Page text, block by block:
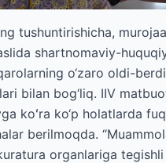
tushuntirishicha,
shartnomaviy-
o‘zaro oldi-
bilan bog‘liq. IIV
koʻra ko‘p holatlarda
berilmoqda.
organlariga tegishli